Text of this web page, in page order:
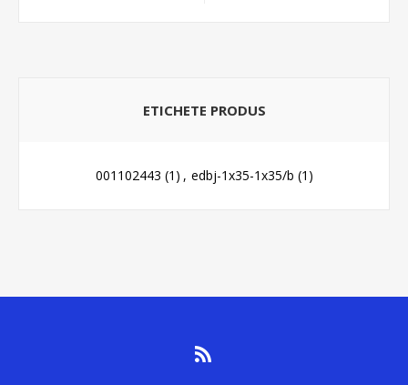
ETICHETE PRODUS
001102443 (1) , edbj-1x35-1x35/b (1)